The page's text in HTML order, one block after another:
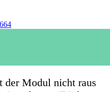
der Modul nicht raus